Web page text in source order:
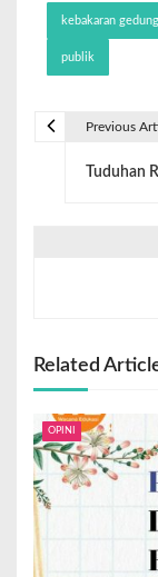
kebakaran gedung
publik
Previous
Tuduhan
Related
OPINI